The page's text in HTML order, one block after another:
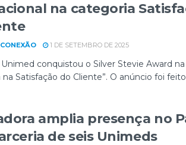
na categoria
1 DE SETEMBRO DE 2025
conquistou o Silver Stevie Award
na Satisfação do Cliente”. O anúncio foi
amplia presença no
de seis Unimeds